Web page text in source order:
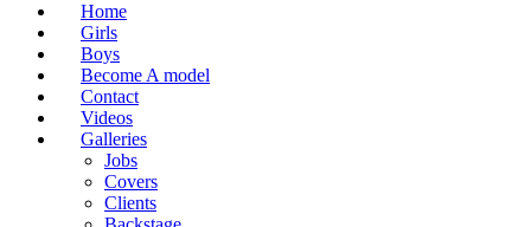
Home
Girls
Boys
Become A model
Contact
Videos
Galleries
Jobs
Covers
Clients